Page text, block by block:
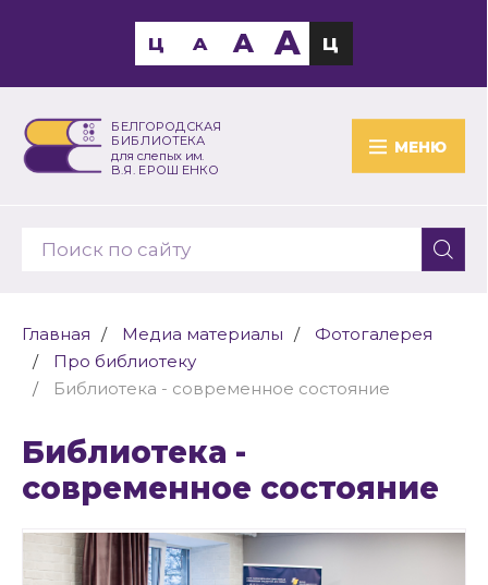
БЕЛГОРОДСКАЯ
БИБЛИОТЕКА
для слепых им.
В.Я. ЕРОШЕНКО
МЕНЮ
Ц A A A Ц
Главная Медиа материалы
Фотогалерея
Про библиотеку
Библиотека - современное состояние
Библиотека -
современное состояние